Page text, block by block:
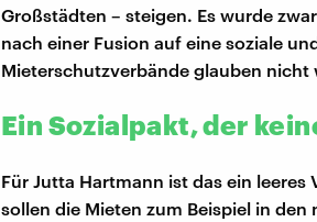
Großstädten – steigen. Es wurde
nach einer Fusion auf eine soziale
Mieterschutzverbände glauben nicht
Ein Sozialpakt, der
Für Jutta Hartmann ist das ein leeres
sollen die Mieten zum Beispiel in